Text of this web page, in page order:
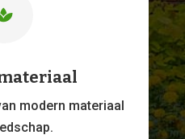
modern materiaal